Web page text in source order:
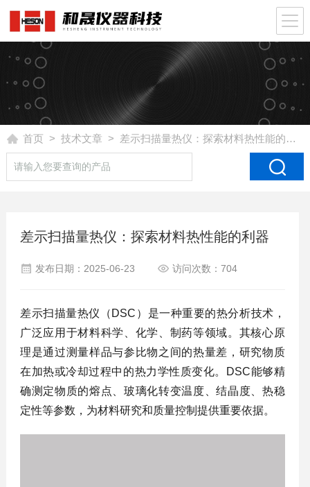
首页 > 技术文章 > 差示扫描量热仪：探索材料热性能的利器
差示扫描量热仪：探索材料热性能的利器
发布日期：2025-06-23 访问次数：704
差示扫描量热仪（DSC）是一种重要的热分析技术，
广泛应用于材料科学、化学、制药等领域。其核心原
理是通过测量样品与参比物之间的热量差，研究物质
在加热或冷却过程中的热力学性质变化。DSC能够精
确测定物质的熔点、玻璃化转变温度、结晶度、热稳
定性等参数，为材料研究和质量控制提供重要依据。